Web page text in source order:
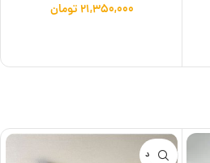
۲۱,۳۵۰,۰۰۰تومان
ناموجود